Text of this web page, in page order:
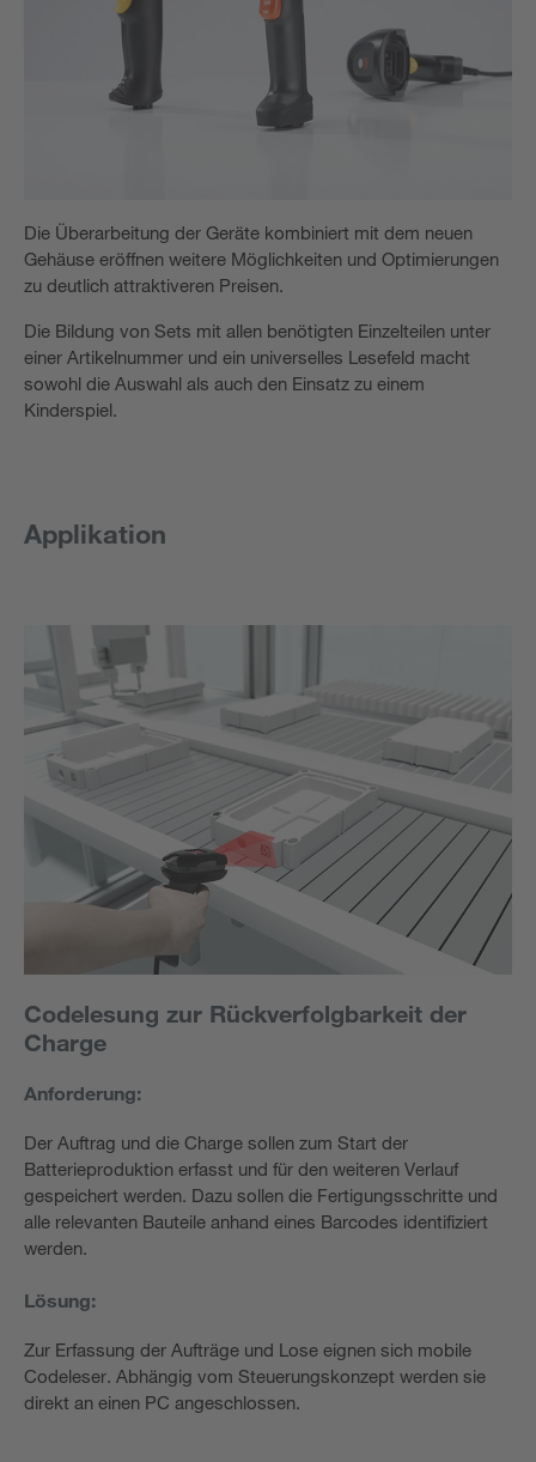
Die Überarbeitung der Geräte kombiniert mit dem neuen
Gehäuse eröffnen weitere Möglichkeiten und Optimierungen
zu deutlich attraktiveren Preisen.
Die Bildung von Sets mit allen benötigten Einzelteilen unter
einer Artikelnummer und ein universelles Lesefeld macht
sowohl die Auswahl als auch den Einsatz zu einem
Kinderspiel.
Applikation
Codelesung zur Rückverfolgbarkeit der
Charge
Anforderung:
Der Auftrag und die Charge sollen zum Start der
Batterieproduktion erfasst und für den weiteren Verlauf
gespeichert werden. Dazu sollen die Fertigungsschritte und
alle relevanten Bauteile anhand eines Barcodes identifiziert
werden.
Lösung:
Zur Erfassung der Aufträge und Lose eignen sich mobile
Codeleser. Abhängig vom Steuerungskonzept werden sie
direkt an einen PC angeschlossen.